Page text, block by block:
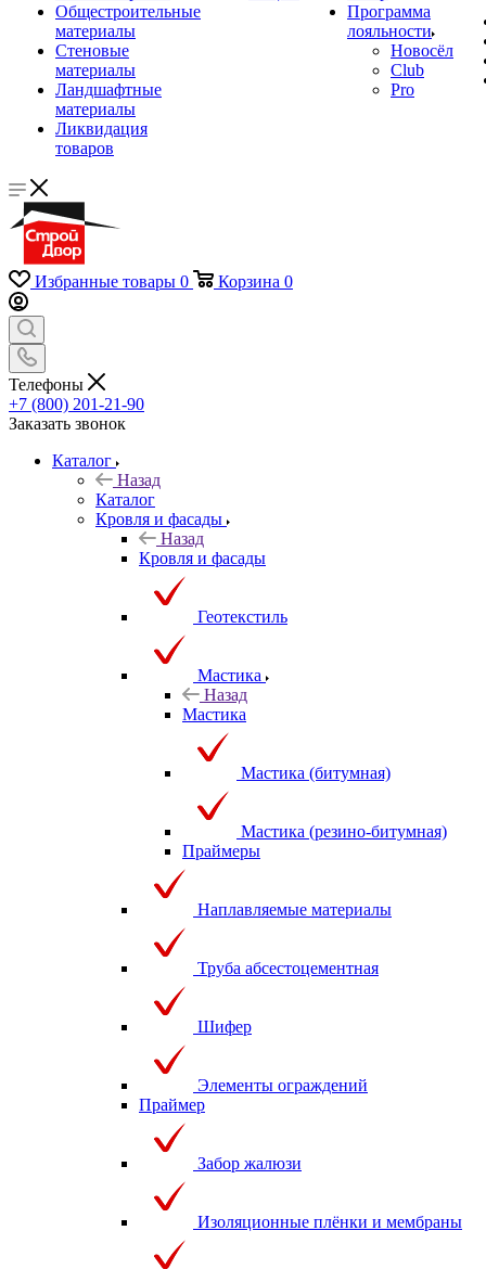
Общестроительные
материалы
Стеновые
материалы
Ландшафтные
материалы
Ликвидация
товаров
Программа
лояльности
Новосёл
Club
Pro
Избранные товары 0 Корзина 0
Телефоны
+7 (800) 201-21-90
Заказать звонок
Каталог
Назад
Каталог
Кровля и фасады
Назад
Кровля и фасады
Геотекстиль
Мастика
Назад
Мастика
Мастика (битумная)
Мастика (резино-битумная)
Праймеры
Наплавляемые материалы
Труба абсестоцементная
Шифер
Элементы ограждений
Праймер
Забор жалюзи
Изоляционные плёнки и мембраны